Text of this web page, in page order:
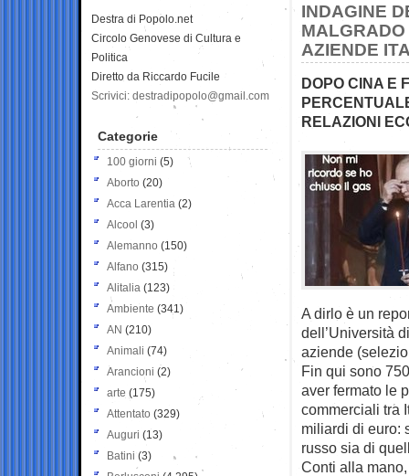
INDAGINE
AZIENDE
DOPO CINA E
RELAZIONI
A dirlo è un
dell’Università
aziende
Fin qui sono
aver fermato le
commerciali tra
miliardi di euro:
russo sia di
Conti alla
Destra di Popolo.net
Circolo Genovese di Cultura e
Politica
Diretto da Riccardo Fucile
Scrivici: destradipopolo@gmail.com
Categorie
100 giorni (5)
Aborto (20)
Acca Larentia (2)
Alcool (3)
Alemanno (150)
Alfano (315)
Alitalia (123)
Ambiente (341)
AN (210)
Animali (74)
Arancioni (2)
arte (175)
Attentato (329)
Auguri (13)
Batini (3)